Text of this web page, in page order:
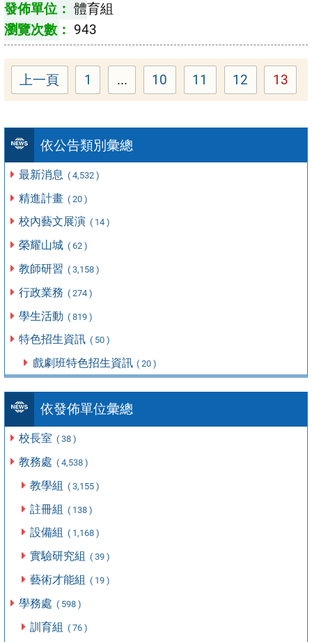
依公告類別彙總
最新消息 ( 4,532 )
精進計畫 ( 20 )
校內藝文展演 ( 14 )
榮耀山城 ( 62 )
教師研習 ( 3,158 )
行政業務 ( 274 )
學生活動 ( 819 )
特色招生資訊 ( 50 )
戲劇班特色招生資訊 ( 20 )
依發佈單位彙總
校長室 ( 38 )
教務處 ( 4,538 )
教學組 ( 3,155 )
註冊組 ( 138 )
設備組 ( 1,168 )
實驗研究組 ( 39 )
藝術才能組 ( 19 )
學務處 ( 598 )
訓育組 ( 76 )
體育組
943
上一頁 Page
1 ... Page
10 Page
11 Page
12 Page
13